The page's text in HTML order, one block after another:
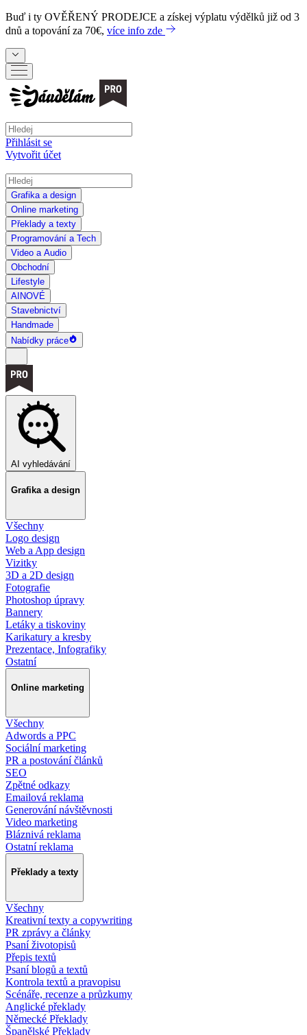
Buď i ty OVĚŘENÝ PRODEJCE a získej výplatu výdělků již od 3
dnů a topování za 70€, více info zde
Přihlásit se
Vytvořit účet
Grafika a design
Online marketing
Překlady a texty
Programování a Tech
Video a Audio
Obchodní
Lifestyle
AI NOVÉ
Stavebnictví
Handmade
Nabídky práce
AI vyhledávání
Grafika a design
Všechny
Logo design
Web a App design
Vizitky
3D a 2D design
Fotografie
Photoshop úpravy
Bannery
Letáky a tiskoviny
Karikatury a kresby
Prezentace, Infografiky
Ostatní
Online marketing
Všechny
Adwords a PPC
Sociální marketing
PR a postování článků
SEO
Zpětné odkazy
Emailová reklama
Generování návštěvnosti
Video marketing
Bláznivá reklama
Ostatní reklama
Překlady a texty
Všechny
Kreativní texty a copywriting
PR zprávy a články
Psaní životopisů
Přepis textů
Psaní blogů a textů
Kontrola textů a pravopisu
Scénáře, recenze a průzkumy
Anglické překlady
Německé Překlady
Španělské Překlady